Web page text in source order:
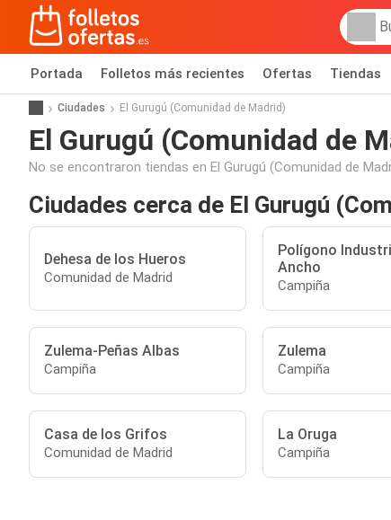
Portada Folletos más recientes Ofertas Tiendas
Ciudades El Gurugú (Comunidad de Madrid)
El Gurugú (Comunidad de
No se encontraron tiendas en El Gurugú (Comunidad de
Ciudades cerca de El Gurugú
Dehesa de los Hueros
Comunidad de Madrid
Polígono
Ancho
Campiña
Zulema-Peñas Albas
Campiña
Zulema
Campiña
Casa de los Grifos
Comunidad de Madrid
La Oruga
Campiña